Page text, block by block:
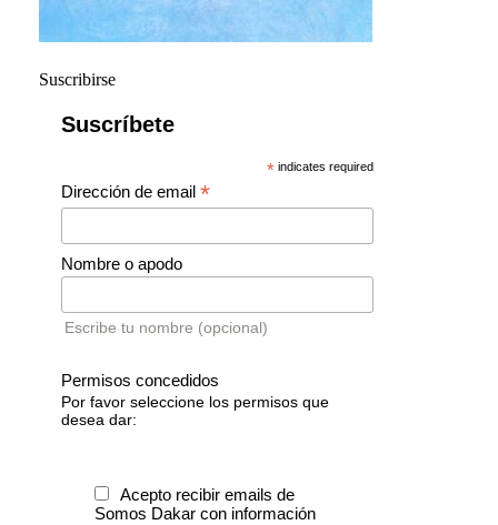
Suscribirse
Suscríbete
* indicates required
Dirección de email *
Nombre o apodo
Escribe tu nombre (opcional)
Permisos concedidos
Por favor seleccione los permisos que
desea dar:
Acepto recibir emails de
Somos Dakar con información